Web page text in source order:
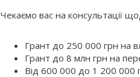
Чекаємо вас на консультації
Грант до 250 000 грн на
Грант до 8 млн грн на
Від 600 000 до 1 200 000